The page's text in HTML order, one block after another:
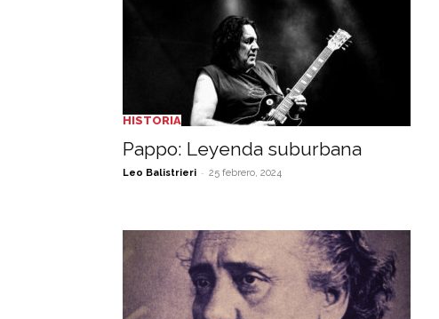
HISTORIA
Pappo: Leyenda suburbana
Leo Balistrieri - 25 febrero, 2024